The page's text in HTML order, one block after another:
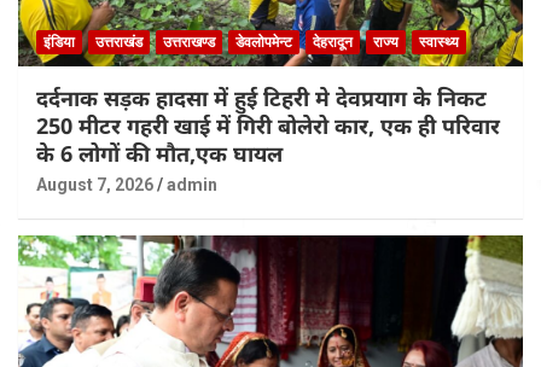
इंडिया उत्तराखंड उत्तराखण्ड डेवलोपमेन्ट देहरादून राज्य स्वास्थ्य
दर्दनाक सड़क हादसा में हुई टिहरी मे देवप्रयाग के निकट
250 मीटर गहरी खाई में गिरी बोलेरो कार, एक ही परिवार
के 6 लोगों की मौत,एक घायल
August 7, 2026 admin